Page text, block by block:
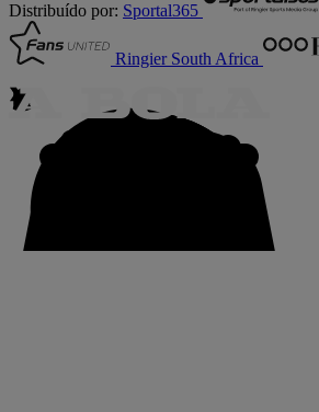
Distribuído por: Sportal365
Ringier South Africa